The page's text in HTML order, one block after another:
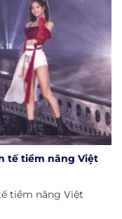
tế tiềm năng Việt
tiềm năng Việt